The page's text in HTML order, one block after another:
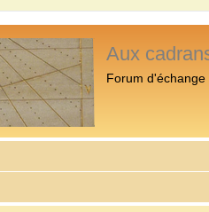
Aux
Forum